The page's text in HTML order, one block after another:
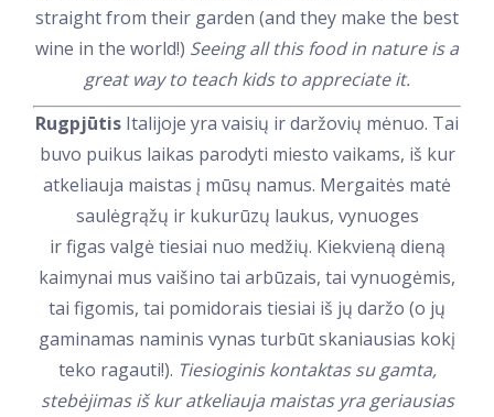
straight from their garden (and they make the best
wine in the world!) Seeing all this food in nature is a
great way to teach kids to appreciate it.
Rugpjūtis Italijoje yra vaisių ir daržovių mėnuo. Tai
buvo puikus laikas parodyti miesto vaikams, iš kur
atkeliauja maistas į mūsų namus. Mergaitės matė
saulėgrąžų ir kukurūzų laukus, vynuoges
ir figas valgė tiesiai nuo medžių. Kiekvieną dieną
kaimynai mus vaišino tai arbūzais, tai vynuogėmis,
tai figomis, tai pomidorais tiesiai iš jų daržo (o jų
gaminamas naminis vynas turbūt skaniausias kokį
teko ragauti!). Tiesioginis kontaktas su gamta,
stebėjimas iš kur atkeliauja maistas yra geriausias